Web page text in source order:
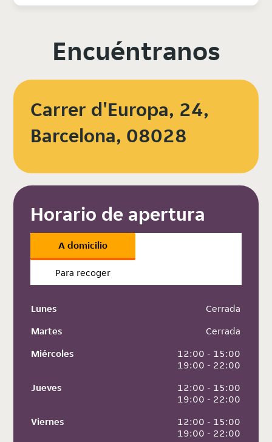
Encuéntranos
Carrer d'Europa, 24,
Barcelona, 08028
Horario de apertura
A domicilio
Para recoger
Lunes
Cerrada
Martes
Cerrada
Miércoles
12:00 - 15:00
19:00 - 22:00
Jueves
12:00 - 15:00
19:00 - 22:00
Viernes
12:00 - 15:00
19:00 - 22:00